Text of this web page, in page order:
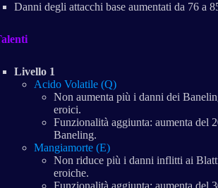
Danni degli attacchi base aumentati da 76 a
Livello 1
Acido Volatile (Q)
Non aumenta più i danni dei
eroici.
Funzionalità aggiunta: aumenta del
Baneling.
Mangiamorte (E)
Non riduce più i danni inflitti ai
eroiche.
Funzionalità aggiunta: aumenta del